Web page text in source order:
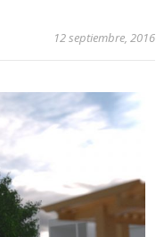
12 septiembre, 2016